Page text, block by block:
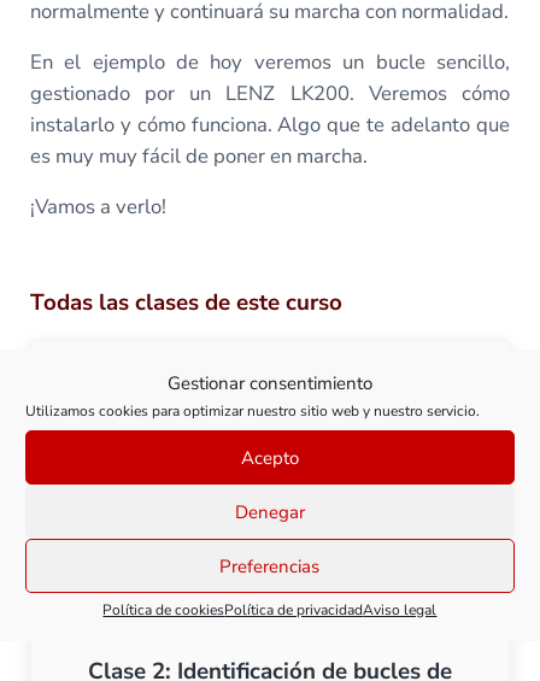
Gestionar consentimiento
Utilizamos cookies para optimizar nuestro sitio web y nuestro servicio.
Acepto
Denegar
Preferencias
Política de cookiesPolítica de privacidadAviso legal
normalmente y continuará su marcha con normalidad.
En el ejemplo de hoy veremos un bucle sencillo,
gestionado por un LENZ LK200. Veremos cómo
instalarlo y cómo funciona. Algo que te adelanto que
es muy muy fácil de poner en marcha.
¡Vamos a verlo!
Todas las clases de este curso
Clase 1: Los bucles de retorno y su
problemática
Ver claseClase 1: Los bucles de
Clase 2: Identificación de bucles de